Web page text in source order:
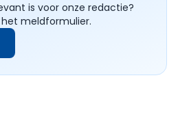
is voor onze redactie?
meldformulier.